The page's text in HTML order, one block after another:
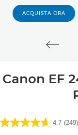
ACQUISTA ORA
Canon EF
4.7 (249)
4.7